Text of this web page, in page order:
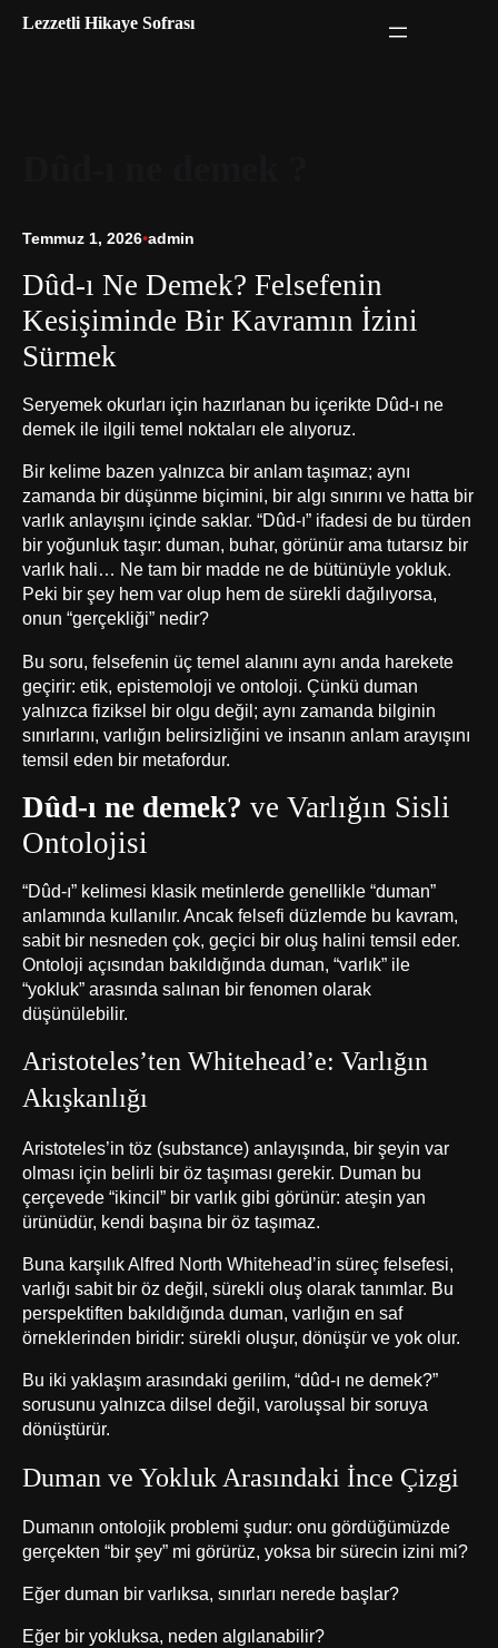
Lezzetli Hikaye Sofrası
Temmuz 1, 2026•admin
Dûd-ı Ne Demek? Felsefenin
Kesişiminde Bir Kavramın İzini
Sürmek
Seryemek okurları için hazırlanan bu içerikte Dûd-ı ne
demek ile ilgili temel noktaları ele alıyoruz.
Bir kelime bazen yalnızca bir anlam taşımaz; aynı
zamanda bir düşünme biçimini, bir algı sınırını ve hatta bir
varlık anlayışını içinde saklar. “Dûd-ı” ifadesi de bu türden
bir yoğunluk taşır: duman, buhar, görünür ama tutarsız bir
varlık hali… Ne tam bir madde ne de bütünüyle yokluk.
Peki bir şey hem var olup hem de sürekli dağılıyorsa,
onun “gerçekliği” nedir?
Bu soru, felsefenin üç temel alanını aynı anda harekete
geçirir: etik, epistemoloji ve ontoloji. Çünkü duman
yalnızca fiziksel bir olgu değil; aynı zamanda bilginin
sınırlarını, varlığın belirsizliğini ve insanın anlam arayışını
temsil eden bir metafordur.
Dûd-ı ne demek? ve Varlığın Sisli
Ontolojisi
“Dûd-ı” kelimesi klasik metinlerde genellikle “duman”
anlamında kullanılır. Ancak felsefi düzlemde bu kavram,
sabit bir nesneden çok, geçici bir oluş halini temsil eder.
Ontoloji açısından bakıldığında duman, “varlık” ile
“yokluk” arasında salınan bir fenomen olarak
düşünülebilir.
Aristoteles’ten Whitehead’e: Varlığın
Akışkanlığı
Aristoteles’in töz (substance) anlayışında, bir şeyin var
olması için belirli bir öz taşıması gerekir. Duman bu
çerçevede “ikincil” bir varlık gibi görünür: ateşin yan
ürünüdür, kendi başına bir öz taşımaz.
Buna karşılık Alfred North Whitehead’in süreç felsefesi,
varlığı sabit bir öz değil, sürekli oluş olarak tanımlar. Bu
perspektiften bakıldığında duman, varlığın en saf
örneklerinden biridir: sürekli oluşur, dönüşür ve yok olur.
Bu iki yaklaşım arasındaki gerilim, “dûd-ı ne demek?”
sorusunu yalnızca dilsel değil, varoluşsal bir soruya
dönüştürür.
Duman ve Yokluk Arasındaki İnce Çizgi
Dumanın ontolojik problemi şudur: onu gördüğümüzde
gerçekten “bir şey” mi görürüz, yoksa bir sürecin izini mi?
Eğer duman bir varlıksa, sınırları nerede başlar?
Eğer bir yokluksa, neden algılanabilir?